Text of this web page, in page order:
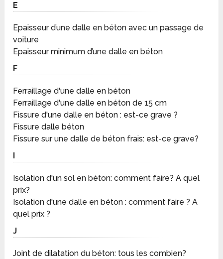
E
Epaisseur d’une dalle en béton avec un passage de
voiture
Epaisseur minimum d’une dalle en béton
F
Ferraillage d'une dalle en béton
Ferraillage d'une dalle en béton de 15 cm
Fissure d'une dalle en béton : est-ce grave ?
Fissure dalle béton
Fissure sur une dalle de béton frais: est-ce grave?
Isolation d'un sol en béton: comment faire? A quel
prix?
Isolation d'une dalle en béton : comment faire ? A
quel prix ?
J
Joint de dilatation du béton: tous les combien?